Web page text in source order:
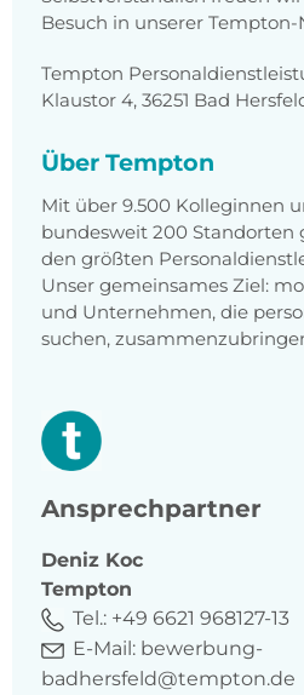
Besuch in unserer Tempton-
Tempton
Klaustor 4, 36251 Bad
Über Tempton
Mit über 9.500 Kolleginnen
bundesweit 200 Standorten
den größten
Unser gemeinsames Ziel:
und Unternehmen, die
suchen,
Ansprechpartner
Deniz Koc
Tempton
Tel.: +49 6621 968127-13
E-Mail: bewerbung-
badhersfeld@tempton.de